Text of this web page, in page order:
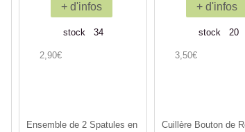
+ d'infos
stock 34
2,90€
Ensemble de 2 Spatules en
+ d'infos
stock 20
3,50€
Cuillère Bouton de